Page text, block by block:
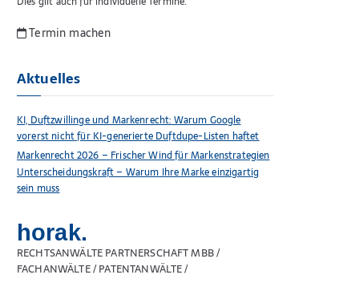
Termin machen
Aktuelles
KI, Duftzwillinge und Markenrecht: Warum Google
vorerst nicht für KI-generierte Duftdupe-Listen haftet
Markenrecht 2026 – Frischer Wind für Markenstrategien
Unterscheidungskraft – Warum Ihre Marke einzigartig
sein muss
horak.
RECHTSANWÄLTE PARTNERSCHAFT MBB /
FACHANWÄLTE / PATENTANWÄLTE /